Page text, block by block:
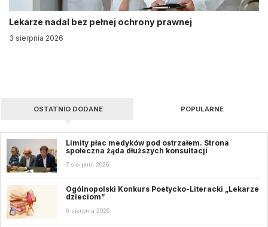
Lekarze nadal bez pełnej ochrony prawnej
3 sierpnia 2026
OSTATNIO DODANE POPULARNE
Limity płac medyków pod ostrzałem. Strona
społeczna żąda dłuższych konsultacji
7 sierpnia 2026
Ogólnopolski Konkurs Poetycko-Literacki „Lekarze
dzieciom”
6 sierpnia 2026